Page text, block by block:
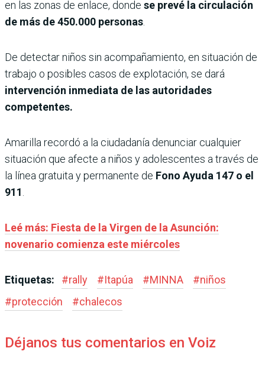
en las zonas de enlace, donde se prevé la circulación
de más de 450.000 personas
De detectar niños sin acompañamiento, en situación de
trabajo o posibles casos de explotación, se dará
intervención inmediata de las autoridades
competentes.
Amarilla recordó a la ciudadanía denunciar cualquier
situación que afecte a niños y adolescentes a través de
la línea gratuita y permanente de Fono Ayuda 147 o el
911
Leé más: Fiesta de la Virgen de la Asunción:
novenario comienza este miércoles
Etiquetas: #rally #Itapúa #MINNA #niños
#protección #chalecos
Déjanos tus comentarios en Voiz